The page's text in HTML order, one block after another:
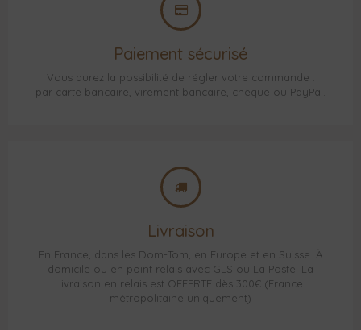
Paiement sécurisé
Vous aurez la possibilité de régler votre commande :
par carte bancaire, virement bancaire, chèque ou PayPal.
Livraison
En France, dans les Dom-Tom, en Europe et en Suisse. À
domicile ou en point relais avec GLS ou La Poste. La
livraison en relais est OFFERTE dès 300€ (France
métropolitaine uniquement)